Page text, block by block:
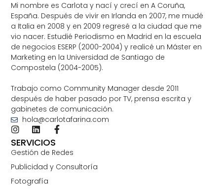
Mi nombre es Carlota y nací y crecí en A Coruña,
España. Después de vivir en Irlanda en 2007, me mudé
a Italia en 2008 y en 2009 regresé a la ciudad que me
vio nacer. Estudié Periodismo en Madrid en la escuela
de negocios ESERP (2000-2004) y realicé un Máster en
Marketing en la Universidad de Santiago de
Compostela (2004-2005).
Trabajo como Community Manager desde 2011
después de haber pasado por TV, prensa escrita y
gabinetes de comunicación.
hola@carlotafarina.com
SERVICIOS
Gestión de Redes
Publicidad y Consultoría
Fotografía